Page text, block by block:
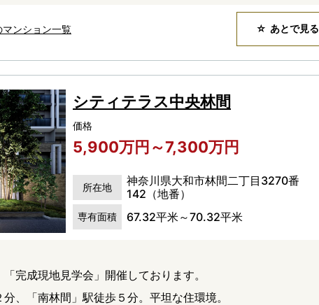
ンション一覧 あとで見る
シティテラス中央林間
価格
5,900万円～7,300万円
所在地
神奈川県大和市林間二丁目3270番
142（地番）
専有面積 67.32平米～70.32平米
完成現地見学会」開催しております。
分、「南林間」駅徒歩５分。平坦な住環境。